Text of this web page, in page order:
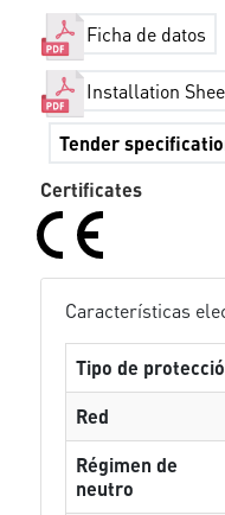
Ficha de datos
Installation
Tender
Certificates
Características
Tipo de
Red
Régimen de
neutro